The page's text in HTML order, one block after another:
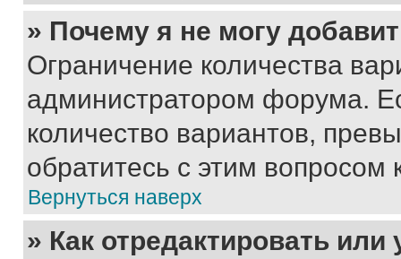
» Почему я не могу
Ограничение количества
администратором форума.
количество вариантов,
обратитесь с этим вопросом
Вернуться наверх
» Как отредактировать